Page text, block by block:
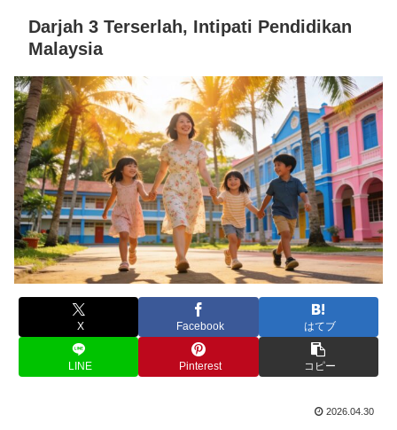
Darjah 3 Terserlah, Intipati Pendidikan
Malaysia
X Facebook はてブ
LINE Pinterest コピー
2026.04.30